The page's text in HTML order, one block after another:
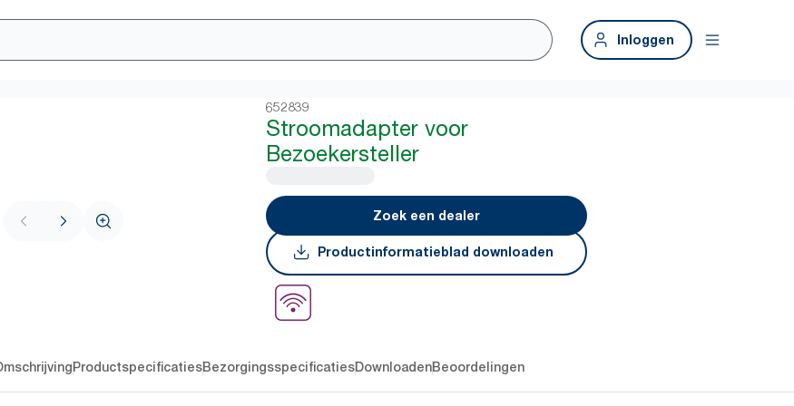
Inloggen
652839
Stroomadapter voor
Bezoekersteller
Zoek een dealer
Productinformatieblad downloaden
ProductspecificatiesBezorgingsspecificatiesDownloadenBeoordelingen